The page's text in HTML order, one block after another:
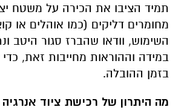
תמיד הציבו את הכירה על משטח
מחומרים דליקים (כמו אוהלים או
השימוש, וודאו שהברז סגור היטב
במידה וההוראות מחייבות זאת, כדי
בזמן ההובלה.
מה היתרון של רכישת ציוד